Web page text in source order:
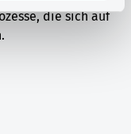
die sich auf